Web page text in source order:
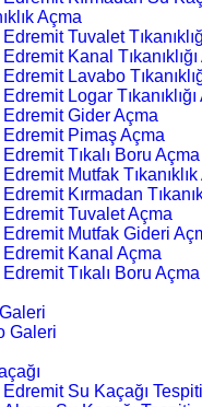
Açma
Edremit Tuvalet
Edremit Kanal
Edremit Lavabo
Edremit Logar
Edremit Gider Açma
Edremit Pimaş Açma
Edremit Tıkalı Boru Açma
Edremit Mutfak
Edremit Kırmadan
Edremit Tuvalet Açma
Edremit Mutfak Gideri
Edremit Kanal Açma
Edremit Tıkalı Boru Açma
Galeri
Edremit Su Kaçağı Tespiti